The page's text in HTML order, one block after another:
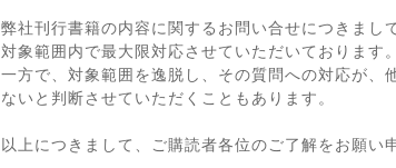
弊社刊行書籍の内容に関するお問い合せにつきま
対象範囲内で最大限対応させていただいております。
一方で、対象範囲を逸脱し、その質問への対応が
ないと判断させていただくこともあります。
以上につきまして、ご購読者各位のご了解をお願い